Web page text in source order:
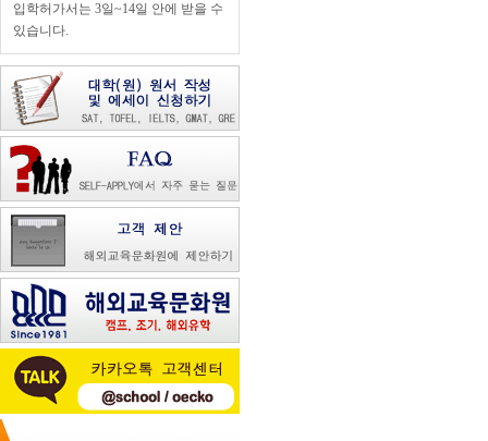
입학허가서는 3일~14일 안에 받을 수
있습니다.